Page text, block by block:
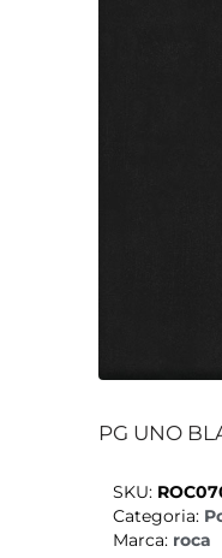
PG UNO
SKU:
Categoria:
Marca: roca